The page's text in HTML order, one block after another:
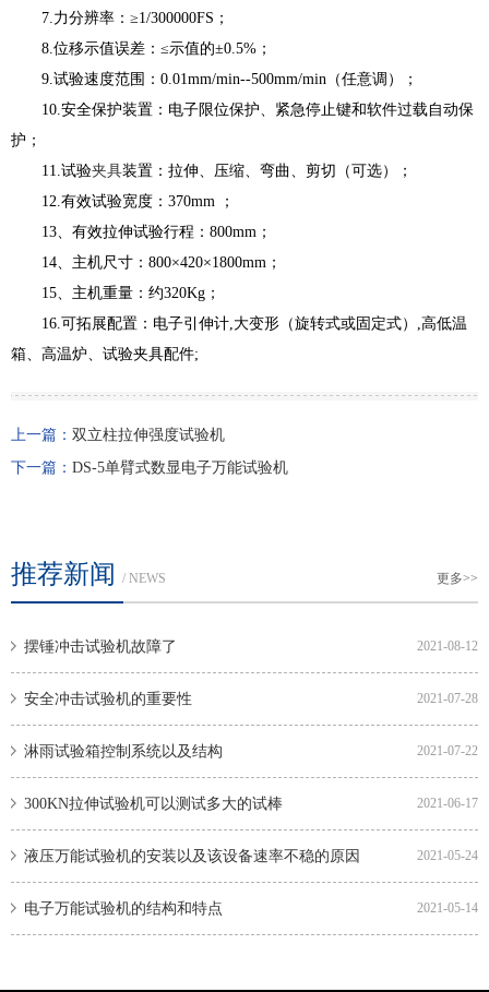
7.力分辨率：≥1/300000FS；
8.位移示值误差：≤示值的±0.5%；
9.试验速度范围：0.01mm/min--500mm/min（任意调）；
10.安全保护装置：电子限位保护、紧急停止键和软件过载自动保
护；
11.试验夹具装置：拉伸、压缩、弯曲、剪切（可选）；
12.有效试验宽度：370mm ；
13、有效拉伸试验行程：800mm；
14、主机尺寸：800×420×1800mm；
15、主机重量：约320Kg；
16.可拓展配置：电子引伸计,大变形（旋转式或固定式）,高低温
箱、高温炉、试验夹具配件;
上一篇： 双立柱拉伸强度试验机
下一篇： DS-5单臂式数显电子万能试验机
推荐新闻 / NEWS 更多>>
2021-08-12
摆锤冲击试验机故障了
2021-07-28
安全冲击试验机的重要性
2021-07-22
淋雨试验箱控制系统以及结构
2021-06-17
300KN拉伸试验机可以测试多大的试棒
2021-05-24
液压万能试验机的安装以及该设备速率不稳的原因
2021-05-14
电子万能试验机的结构和特点